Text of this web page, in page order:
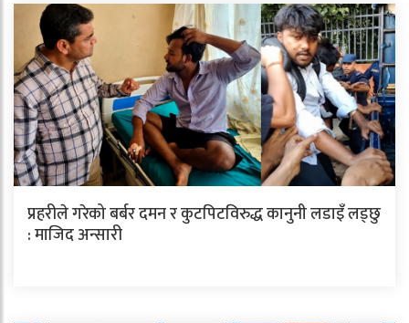
प्रहरीले गरेको बर्बर दमन र कुटपिटविरुद्ध कानुनी लडाइँ लड्छु
: माजिद अन्सारी